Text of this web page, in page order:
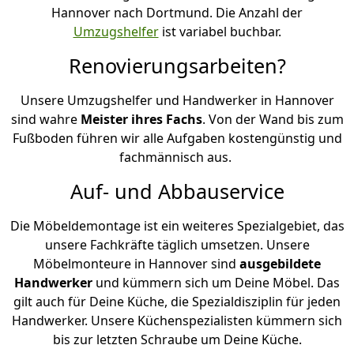
Hannover nach Dortmund. Die Anzahl der
Umzugshelferist variabel buchbar.
Renovierungsarbeiten?
Unsere Umzugshelfer und Handwerker in Hannover
sind wahre Meister ihres Fachs. Von der Wand bis zum
Fußboden führen wir alle Aufgaben kostengünstig und
fachmännisch aus.
Auf- und Abbauservice
Die Möbeldemontage ist ein weiteres Spezialgebiet, das
unsere Fachkräfte täglich umsetzen. Unsere
Möbelmonteure in Hannover sind ausgebildete
Handwerker und kümmern sich um Deine Möbel. Das
gilt auch für Deine Küche, die Spezialdisziplin für jeden
Handwerker. Unsere Küchenspezialisten kümmern sich
bis zur letzten Schraube um Deine Küche.